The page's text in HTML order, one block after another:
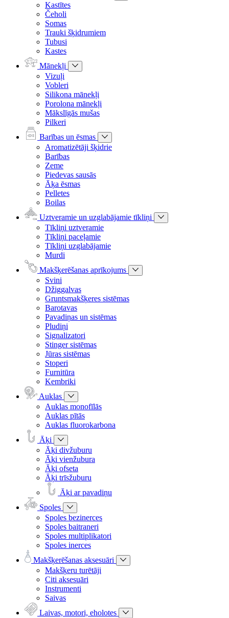
Kastītes
Čeholi
Somas
Trauki šķidrumiem
Tubusi
Kastes
Mānekļi
Vizuļi
Vobleri
Silikona mānekļi
Porolona mānekļi
Mākslīgās mušas
Pilkeri
Barības un ēsmas
Aromatizētāji šķidrie
Barības
Zeme
Piedevas sausās
Āķa ēsmas
Pelletes
Boilas
Uztveramie un uzglabājamie tīkliņi
Tīkliņi uztveramie
Tīkliņi paceļamie
Tīkliņi uzglabājamie
Murdi
Makšķerēšanas aprīkojums
Svini
Džiggalvas
Gruntsmakšķeres sistēmas
Barotavas
Pavadiņas un sistēmas
Pludiņi
Signalizatori
Stinger sistēmas
Jūras sistēmas
Stoperi
Furnitūra
Kembriki
Auklas
Auklas monofīlās
Auklas pītās
Auklas fluorokarbona
Āķi
Āķi divžuburu
Āķi vienžubura
Āķi ofseta
Āķi trīsžuburu
Āķi ar pavadiņu
Spoles
Spoles bezinerces
Spoles baitraneri
Spoles multiplikatori
Spoles inerces
Makšķerēšanas aksesuāri
Makšķeru turētāji
Citi aksesuāri
Instrumenti
Saivas
Laivas, motori, eholotes